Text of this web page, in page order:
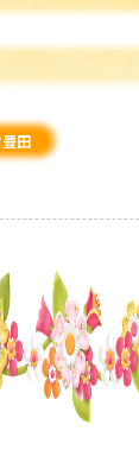
田